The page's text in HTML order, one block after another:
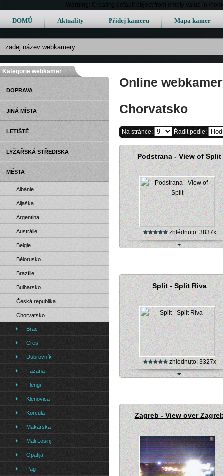
Warning: Creating default object from empty value in /
DOMŮ Aktuality Přidej kameru Mapa kamer
Online
Chorvatsko
Na stránce: Řadit podle:
Podstrana - View of Split
zhlédnuto: 3837x
Split - Split Riva
zhlédnuto: 3327x
Zagreb - View over
Kategorie webkamer
DOPRAVA
JINÁ MÍSTA
LETIŠTĚ
LYŽAŘSKÁ STŘEDISKA
MĚSTA
Albánie
Aljaška
Argentina
Austrálie
Belgie
Bělorusko
Brazílie
Bulharsko
Česká republika
Chorvatsko
Brac
Cres
Dubrovník
Fazana
Flengi
Klenovica
Korcula
Makarska
Mali Lošinj
Opatija
Pag